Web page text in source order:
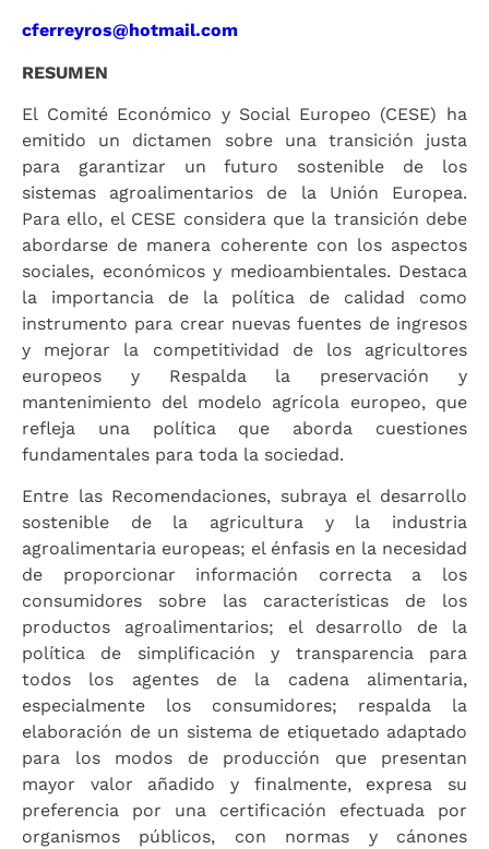
cferreyros@hotmail.com
RESUMEN
El Comité Económico y Social Europeo (CESE) ha
emitido un dictamen sobre una transición justa
para garantizar un futuro sostenible de los
sistemas agroalimentarios de la Unión Europea.
Para ello, el CESE considera que la transición debe
abordarse de manera coherente con los aspectos
sociales, económicos y medioambientales. Destaca
la importancia de la política de calidad como
instrumento para crear nuevas fuentes de ingresos
y mejorar la competitividad de los agricultores
europeos y Respalda la preservación y
mantenimiento del modelo agrícola europeo, que
refleja una política que aborda cuestiones
fundamentales para toda la sociedad.
Entre las Recomendaciones, subraya el desarrollo
sostenible de la agricultura y la industria
agroalimentaria europeas; el énfasis en la necesidad
de proporcionar información correcta a los
consumidores sobre las características de los
productos agroalimentarios; el desarrollo de la
política de simplificación y transparencia para
todos los agentes de la cadena alimentaria,
especialmente los consumidores; respalda la
elaboración de un sistema de etiquetado adaptado
para los modos de producción que presentan
mayor valor añadido y finalmente, expresa su
preferencia por una certificación efectuada por
organismos públicos, con normas y cánones